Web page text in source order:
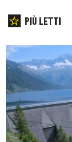
PIÙ LETTI